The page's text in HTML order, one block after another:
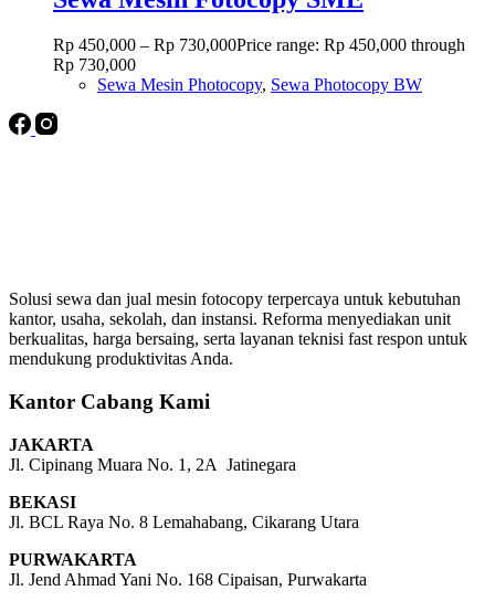
Rp 450,000 – Rp 730,000Price range: Rp 450,000 through
Rp 730,000
Sewa Mesin Photocopy, Sewa Photocopy BW
Solusi sewa dan jual mesin fotocopy terpercaya untuk kebutuhan
kantor, usaha, sekolah, dan instansi. Reforma menyediakan unit
berkualitas, harga bersaing, serta layanan teknisi fast respon untuk
mendukung produktivitas Anda.
Kantor Cabang Kami
JAKARTA
Jl. Cipinang Muara No. 1, 2A Jatinegara
BEKASI
Jl. BCL Raya No. 8 Lemahabang, Cikarang Utara
PURWAKARTA
Jl. Jend Ahmad Yani No. 168 Cipaisan, Purwakarta